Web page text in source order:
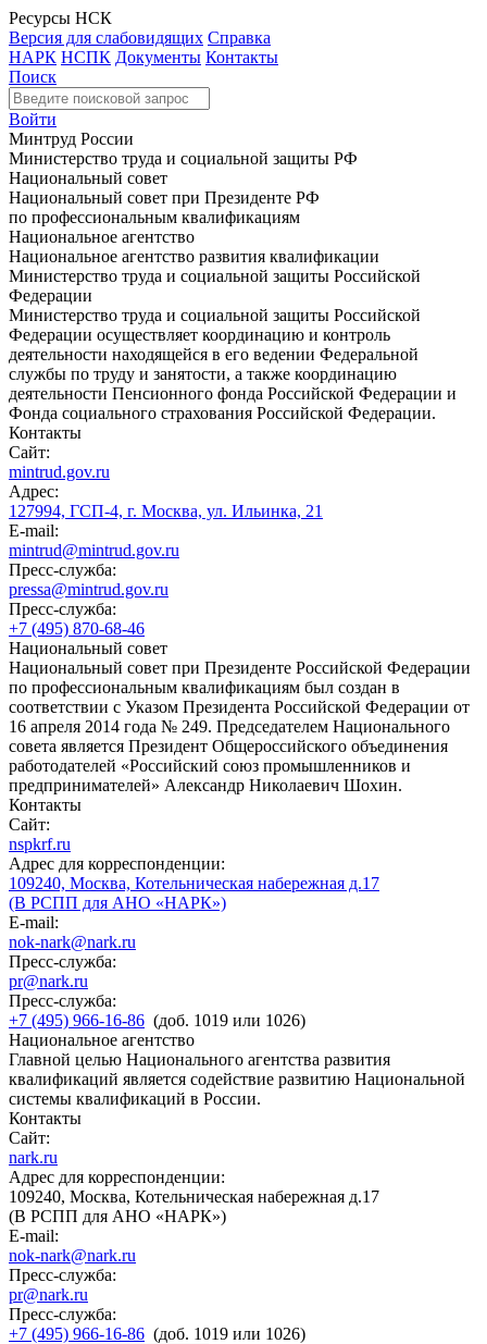
Ресурсы НСК
Версия для слабовидящих Справка
НАРК НСПК Документы Контакты
Поиск
Войти
Минтруд России
Министерство труда и социальной защиты РФ
Национальный совет
Национальный совет при Президенте РФ
по профессиональным квалификациям
Национальное агентство
Национальное агентство развития квалификации
Министерство труда и социальной защиты Российской
Федерации
Министерство труда и социальной защиты Российской
Федерации осуществляет координацию и контроль
деятельности находящейся в его ведении Федеральной
службы по труду и занятости, а также координацию
деятельности Пенсионного фонда Российской Федерации и
Фонда социального страхования Российской Федерации.
Контакты
Сайт:
mintrud.gov.ru
Адрес:
127994, ГСП-4, г. Москва, ул. Ильинка, 21
E-mail:
mintrud@mintrud.gov.ru
Пресс-служба:
pressa@mintrud.gov.ru
Пресс-служба:
+7 (495) 870-68-46
Национальный совет
Национальный совет при Президенте Российской Федерации
по профессиональным квалификациям был создан в
соответствии с Указом Президента Российской Федерации от
16 апреля 2014 года № 249. Председателем Национального
совета является Президент Общероссийского объединения
работодателей «Российский союз промышленников и
предпринимателей» Александр Николаевич Шохин.
Контакты
Сайт:
nspkrf.ru
Адрес для корреспонденции:
109240, Москва, Котельническая набережная д.17
(В РСПП для АНО «НАРК»)
E-mail:
nok-nark@nark.ru
Пресс-служба:
pr@nark.ru
Пресс-служба:
+7 (495) 966-16-86 (доб. 1019 или 1026)
Национальное агентство
Главной целью Национального агентства развития
квалификаций является содействие развитию Национальной
системы квалификаций в России.
Контакты
Сайт:
nark.ru
Адрес для корреспонденции:
109240, Москва, Котельническая набережная д.17
(В РСПП для АНО «НАРК»)
E-mail:
nok-nark@nark.ru
Пресс-служба:
pr@nark.ru
Пресс-служба:
+7 (495) 966-16-86 (доб. 1019 или 1026)